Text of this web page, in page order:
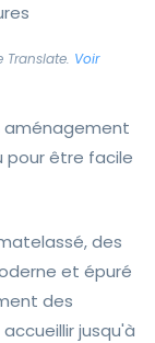
Voir
aménagement
pour être facile
des
et épuré
des
jusqu'à